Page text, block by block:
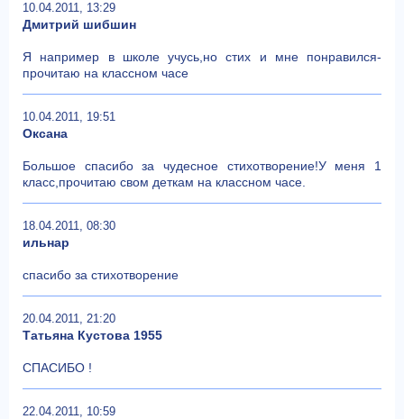
10.04.2011, 13:29
Дмитрий шибшин
Я например в школе учусь,но стих и мне понравился-
прочитаю на классном часе
10.04.2011, 19:51
Оксана
Большое спасибо за чудесное стихотворение!У меня 1
класс,прочитаю свом деткам на классном часе.
18.04.2011, 08:30
ильнар
спасибо за стихотворение
20.04.2011, 21:20
Татьяна Кустова 1955
СПАСИБО !
22.04.2011, 10:59